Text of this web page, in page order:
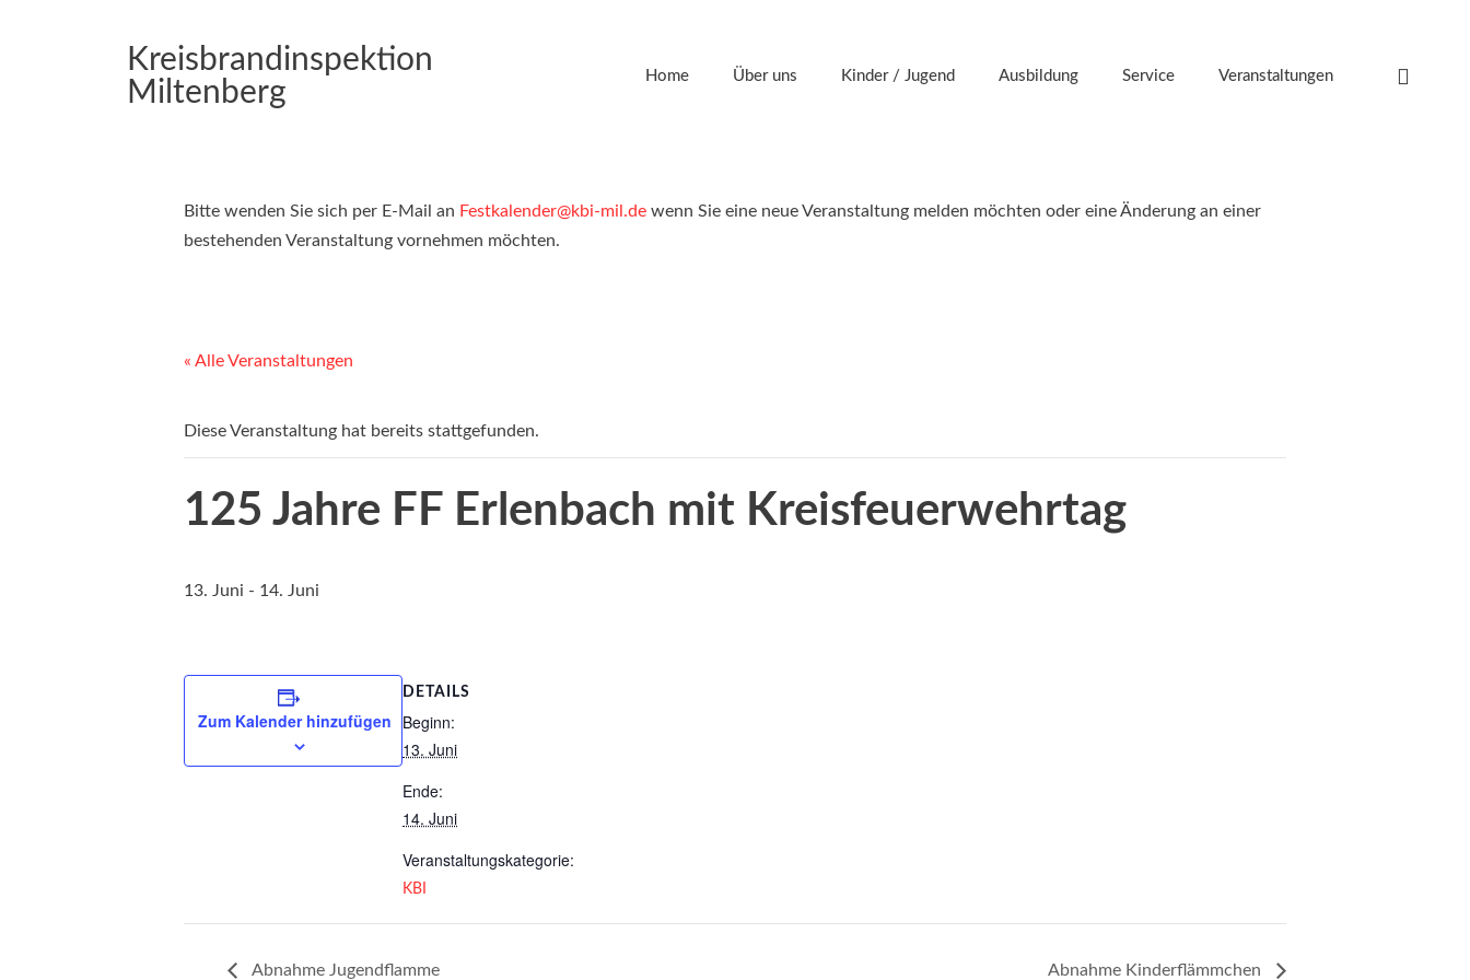
Kreisbrandinspektion
Miltenberg
Home Über uns Kinder / Jugend Ausbildung Service Veranstaltungen
Bitte wenden Sie sich per E-Mail an Festkalender@kbi-mil.de wenn Sie eine neue Veranstaltung melden möchten oder eine Änderung an einer
bestehenden Veranstaltung vornehmen möchten.
« Alle Veranstaltungen
Diese Veranstaltung hat bereits stattgefunden.
125 Jahre FF Erlenbach mit Kreisfeuerwehrtag
13. Juni - 14. Juni
Zum Kalender hinzufügen
DETAILS
Beginn:
13. Juni
Ende:
14. Juni
Veranstaltungskategorie:
KBI
Abnahme Jugendflamme Abnahme Kinderflämmchen